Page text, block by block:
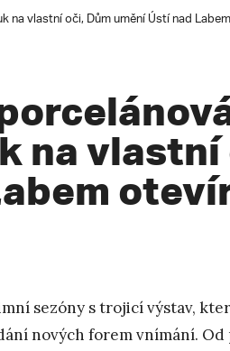
na vlastní oči, Dům umění Ústí nad
na vlastní
sezóny s trojicí výstav,
nových forem vnímání. Od